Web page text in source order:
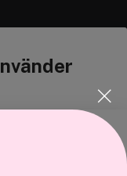
innehållet och